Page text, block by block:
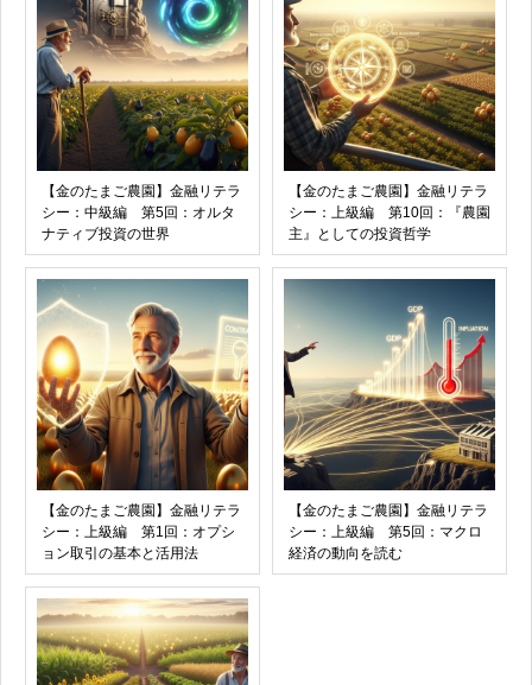
【金のたまご農園】金融リテラ
シー：中級編 第5回：オルタ
ナティブ投資の世界
【金のたまご農園】金融リテラ
シー：上級編 第10回：『農園
主』としての投資哲学
【金のたまご農園】金融リテラ
シー：上級編 第1回：オプシ
ョン取引の基本と活用法
【金のたまご農園】金融リテラ
シー：上級編 第5回：マクロ
経済の動向を読む